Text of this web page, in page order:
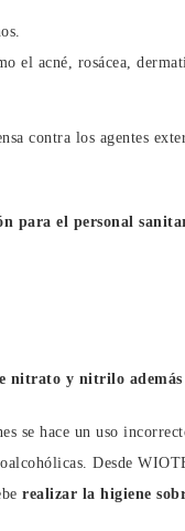
el acné, rosácea,
contra los agentes
para el personal
nitrato y nitrilo
se hace un uso
Desde
realizar la higiene